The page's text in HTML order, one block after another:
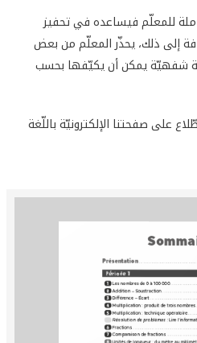
للمعلّم فيساعده في تحفيز
إلى ذلك، يحذّر المعلّم من بعض
شفهيّة يمكن أن يكيّفها بحسب
على صفحتنا الإلكترونيّة باللّغة